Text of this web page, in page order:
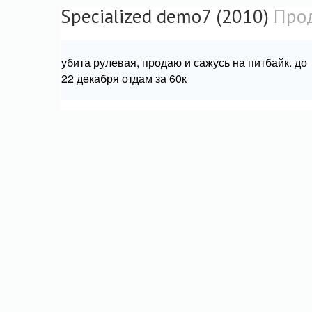
Specialized demo7 (2010)
убита рулевая, продаю и сажусь на питбайк. до
22 декабря отдам за 60к